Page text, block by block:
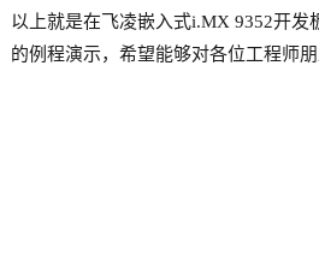
以上就是在飞凌嵌入式i.MX 9352开发
的例程演示，希望能够对各位工程师